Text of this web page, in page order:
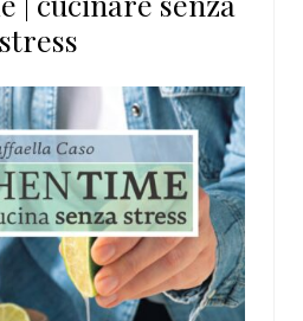
stress